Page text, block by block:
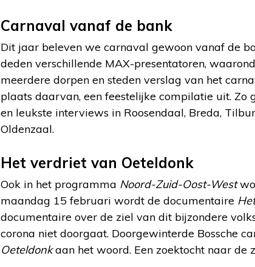
Carnaval vanaf de bank
Dit jaar beleven we carnaval gewoon vanaf de
deden verschillende MAX-presentatoren,
meerdere dorpen en steden verslag van het
plaats daarvan, een feestelijke compilatie uit.
en leukste interviews in Roosendaal, Breda,
Oldenzaal.
Het verdriet van Oeteldonk
Ook in het programma Noord-Zuid-Oost-West
maandag 15 februari wordt de documentaire
documentaire over de ziel van dit bijzondere
corona niet doorgaat. Doorgewinterde Bossche
Oeteldonkaan het woord. Een zoektocht naar de